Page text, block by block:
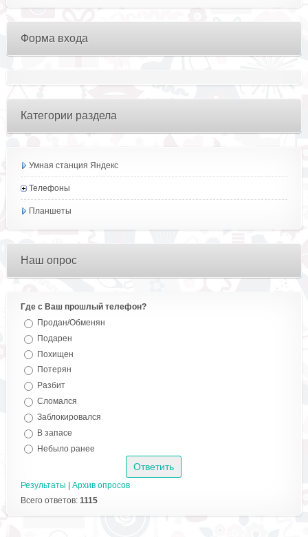
Форма входа
Категории раздела
Умная станция Яндекс
Телефоны
Планшеты
Наш опрос
Где с Ваш прошлый телефон?
Продан/Обменян
Подарен
Похищен
Потерян
Разбит
Сломался
Заблокировался
В запасе
Небыло ранее
Результаты
Архив опросов
Всего ответов: 1115